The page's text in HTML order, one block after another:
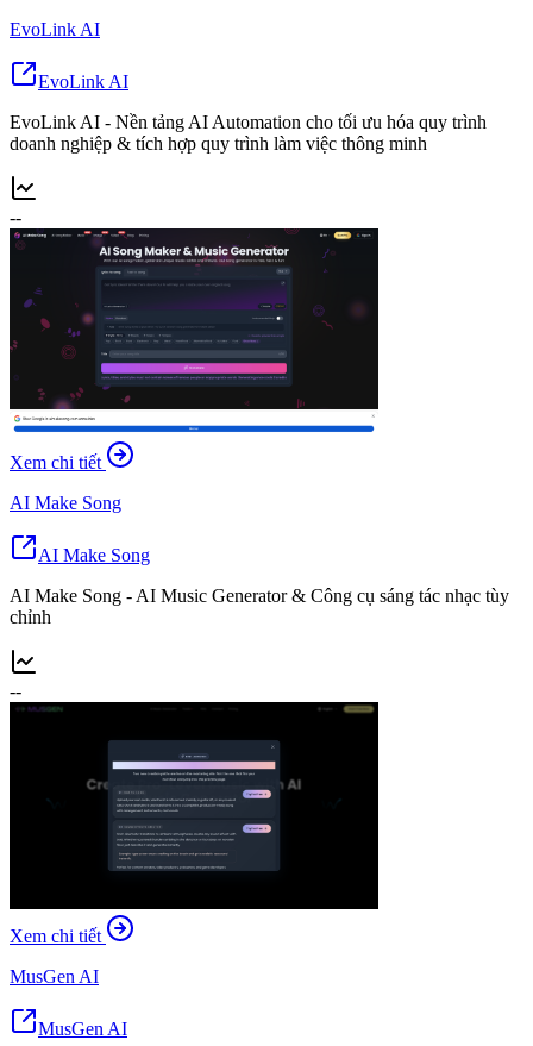
EvoLink AI
EvoLink AI
EvoLink AI - Nền tảng AI Automation cho tối ưu hóa quy trình
doanh nghiệp & tích hợp quy trình làm việc thông minh
--
Xem chi tiết
AI Make Song
AI Make Song
AI Make Song - AI Music Generator & Công cụ sáng tác nhạc tùy
chỉnh
--
Xem chi tiết
MusGen AI
MusGen AI